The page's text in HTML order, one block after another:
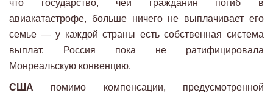
что государство, чей гражданин погиб в
авиакатастрофе, больше ничего не выплачивает его
семье — у каждой страны есть собственная система
выплат. Россия пока не ратифицировала
Монреальскую конвенцию.
США помимо компенсации, предусмотренной